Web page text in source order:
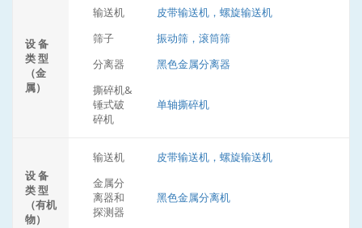
设 备
类 型
（金
属）
输送机
皮带输送机，螺旋输送机
筛子
振动筛，滚筒筛
分离器
黑色金属分离器
撕碎机&
锤式破
碎机
单轴撕碎机
设 备
类 型
（有机
物）
输送机
皮带输送机，螺旋输送机
金属分
离器和
探测器
黑色金属分离机